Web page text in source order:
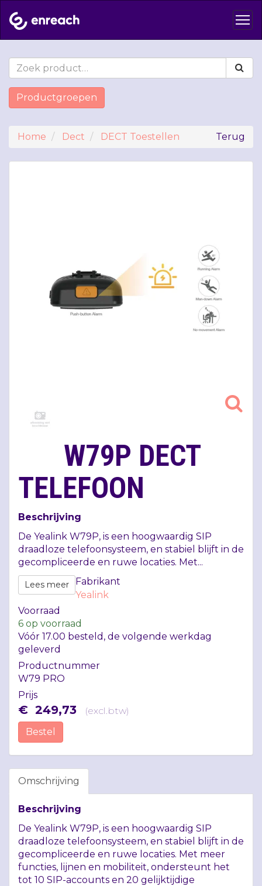
Productgroepen
Terug
Home Dect DECT Toestellen
W79P DECT
TELEFOON
Beschrijving
De Yealink W79P, is een hoogwaardig SIP
draadloze telefoonsysteem, en stabiel blijft in de
gecompliceerde en ruwe locaties. Met...
Lees meer
Fabrikant
Yealink
Voorraad
6 op voorraad
Vóór 17.00 besteld, de volgende werkdag
geleverd
Productnummer
W79 PRO
Prijs
€ 249,73 (excl.btw)
Bestel
Omschrijving
Beschrijving
De Yealink W79P, is een hoogwaardig SIP
draadloze telefoonsysteem, en stabiel blijft in de
gecompliceerde en ruwe locaties. Met meer
functies, lijnen en mobiliteit, ondersteunt het
tot 10 SIP-accounts en 20 gelijktijdige